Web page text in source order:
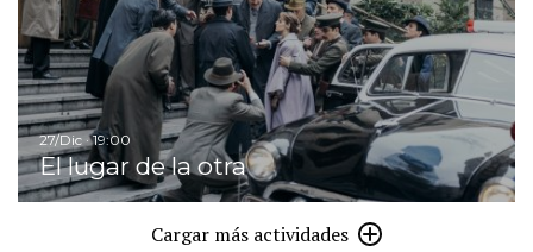
27/Dic · 19:00
El lugar de la otra
Cargar más actividades